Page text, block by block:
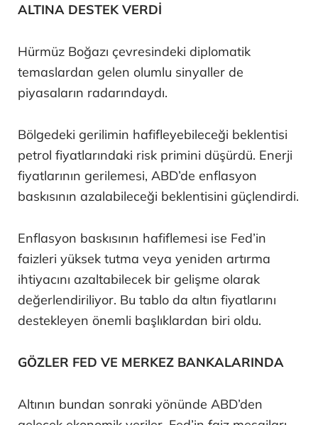
ALTINA DESTEK VERDİ
Hürmüz Boğazı çevresindeki diplomatik
temaslardan gelen olumlu sinyaller de
piyasaların radarındaydı.
Bölgedeki gerilimin hafifleyebileceği beklentisi
petrol fiyatlarındaki risk primini düşürdü. Enerji
fiyatlarının gerilemesi, ABD’de enflasyon
baskısının azalabileceği beklentisini güçlendirdi.
Enflasyon baskısının hafiflemesi ise Fed’in
faizleri yüksek tutma veya yeniden artırma
ihtiyacını azaltabilecek bir gelişme olarak
değerlendiriliyor. Bu tablo da altın fiyatlarını
destekleyen önemli başlıklardan biri oldu.
GÖZLER FED VE MERKEZ BANKALARINDA
Altının bundan sonraki yönünde ABD’den